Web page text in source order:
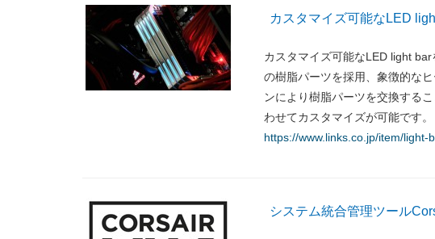
カスタマイズ可能なLED
カスタマイズ可能なLED light
の樹脂パーツを採用、象徴的な
ンにより樹脂パーツを交換する
わせてカスタマイズが可能です
https://www.links.co.jp/item/light-
システム統合管理ツール